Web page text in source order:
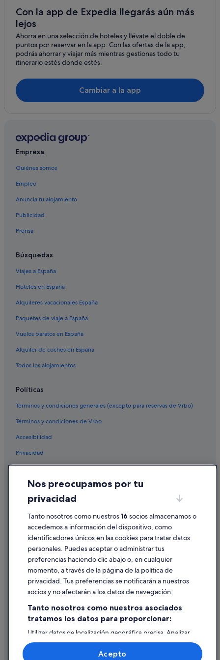
Hoteles de 3 estrellas en Lanzarote
Hoteles con piscina en Nazaret
Hoteles de 4 estrellas en Teguise
Playa Senator hoteles en Lanzarote
Condominios en Teguise
Hoteles de 4 estrellas en Lanzarote
Hoteles LGTBQIA en Lanzarote
Barcelo hoteles en Lanzarote
Teguise hoteles
Hoteles históricos en Teguise
Cabañas en Nazaret
Hoteles con spa en Teguise
Vincci hoteles en Lanzarote
Hoteles con gimnasio en Teguise
Casas privadas de vacaciones en Teguise
Hoteles para ir de compras en Teguise
Hoteles cerca de Museo Lagomar
Casas privadas de vacaciones en Lanzarote
Hoteles con bar en Teguise
Casas barco en Nazaret
Hoteles LGTBQIA en Teguise
B&B en Teguise
Caleta de Caballo
Tiagua
Nazaret
Teseguite
El Mojón
Yuco
Con la app de Expedia llegarás aún más
lejos
Ahorra en una selección de hoteles y llévate el doble de
puntos por reservar en la app. Con las ofertas de la app,
podrás ahorrar y viajar más mientras gestionas todo tu
itinerario estés donde estés.
Cambiar a la app
Empresa
Quiénes somos
Empleo
Anuncia tu alojamiento
Publicidad
Prensa
Búsquedas
Viajes a España
Hoteles en España
Alquileres vacacionales España
Paquetes de viaje a España
Vuelos baratos en España
Alquiler de coches en España
Todos los alojamientos
Políticas
Términos y condiciones generales (excepto para reservas de Vrbo)
Términos y condiciones de Vrbo
Accesibilidad
Privacidad
Cookies
Condiciones de uso
Información legal/contacto
Pautas sobre el contenido y cómo denunciar contenido
Ayuda
Cancelar un vuelo
Cancelar una reserva de hotel o de un alquiler vacacional
Utilizar un cupón de Expedia
Documentos para viajes internacionales
Nos preocupamos por tu
privacidad
Tanto nosotros como nuestros16 socios almacenamos o
accedemos a información del dispositivo, como
identificadores únicos en las cookies para tratar datos
personales. Puedes aceptar o administrar tus
preferencias haciendo clic abajo o, en cualquier
momento, a través de la página de la política de
privacidad. Tus preferencias se notificarán a nuestros
socios y no afectarán a los datos de navegación.
Tanto nosotros como nuestros asociados
tratamos los datos para proporcionar:
Utilizar datos de localización geográfica precisa. Analizar
activamente las características del dispositivo para su
identificación. Almacenar la información en un dispositivo
y/o acceder a ella. Publicidad y contenido personalizados,
Acepto